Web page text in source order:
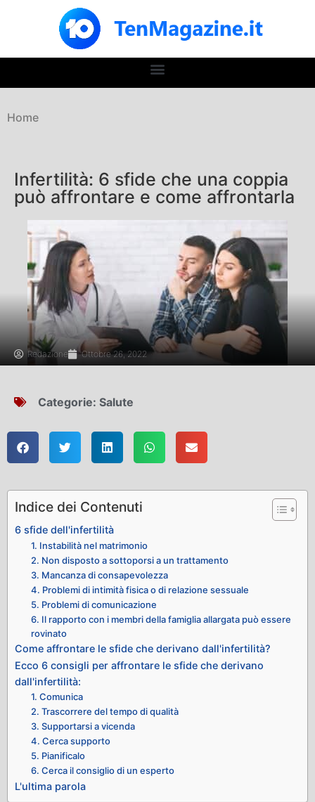
Home
Infertilità: 6 sfide che una coppia
può affrontare e come affrontarla
Redazione Ottobre 26, 2022
Categorie: Salute
Indice dei Contenuti
6 sfide dell'infertilità
1. Instabilità nel matrimonio
2. Non disposto a sottoporsi a un trattamento
3. Mancanza di consapevolezza
4. Problemi di intimità fisica o di relazione sessuale
5. Problemi di comunicazione
6. Il rapporto con i membri della famiglia allargata può essere
rovinato
Come affrontare le sfide che derivano dall'infertilità?
Ecco 6 consigli per affrontare le sfide che derivano
dall'infertilità:
1. Comunica
2. Trascorrere del tempo di qualità
3. Supportarsi a vicenda
4. Cerca supporto
5. Pianificalo
6. Cerca il consiglio di un esperto
L'ultima parola